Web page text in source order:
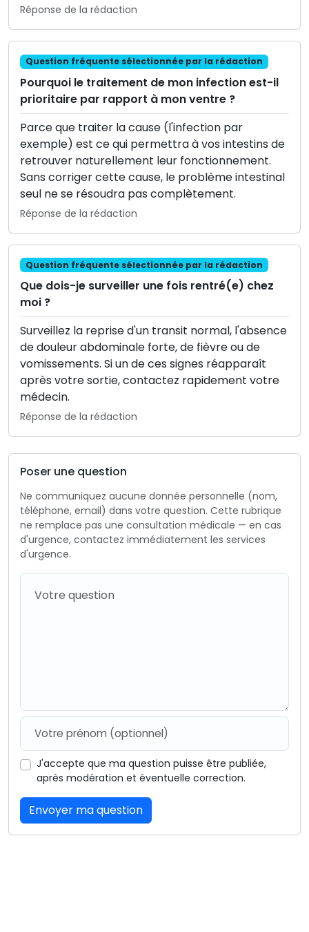
Réponse de la rédaction
Question fréquente sélectionnée par la rédaction
Pourquoi le traitement de mon infection est-il
prioritaire par rapport à mon ventre ?
Parce que traiter la cause (l'infection par
exemple) est ce qui permettra à vos intestins de
retrouver naturellement leur fonctionnement.
Sans corriger cette cause, le problème intestinal
seul ne se résoudra pas complètement.
Réponse de la rédaction
Question fréquente sélectionnée par la rédaction
Que dois-je surveiller une fois rentré(e) chez
moi ?
Surveillez la reprise d'un transit normal, l'absence
de douleur abdominale forte, de fièvre ou de
vomissements. Si un de ces signes réapparaît
après votre sortie, contactez rapidement votre
médecin.
Réponse de la rédaction
Poser une question
Ne communiquez aucune donnée personnelle (nom,
téléphone, email) dans votre question. Cette rubrique
ne remplace pas une consultation médicale — en cas
d'urgence, contactez immédiatement les services
d'urgence.
J'accepte que ma question puisse être publiée,
après modération et éventuelle correction.
Envoyer ma question